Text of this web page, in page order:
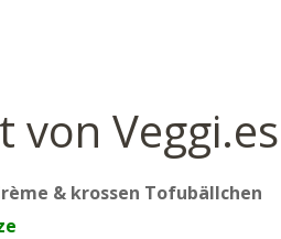
DIE PREISE
von Veggi.es
& krossen Tofubällchen